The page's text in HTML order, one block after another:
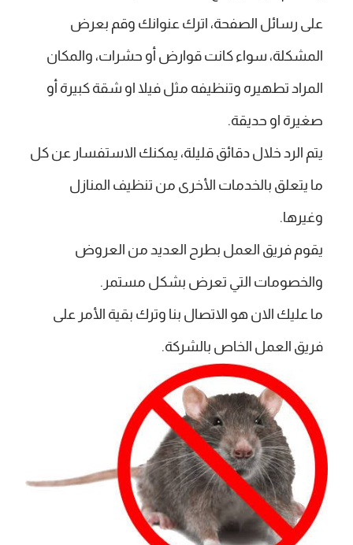
على رسائل الصفحة، اترك عنوانك وقم بعرض
المشكلة، سواء كانت قوارض أو حشرات، والمكان
المراد تطهيره وتنظيفه مثل فيلا او شقة كبيرة أو
صغيرة او حديقة.
يتم الرد خلال دقائق قليلة، يمكنك الاستفسار عن كل
ما يتعلق بالخدمات الأخرى من تنظيف المنازل
وغيرها.
يقوم فريق العمل بطرح العديد من العروض
والخصومات التي تعرض بشكل مستمر.
ما عليك الان هو الاتصال بنا وترك بقية الأمر على
فريق العمل الخاص بالشركة.